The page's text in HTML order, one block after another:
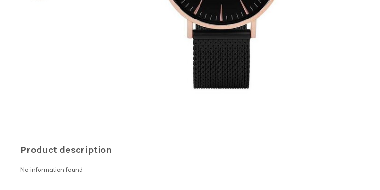
Product description
No information found